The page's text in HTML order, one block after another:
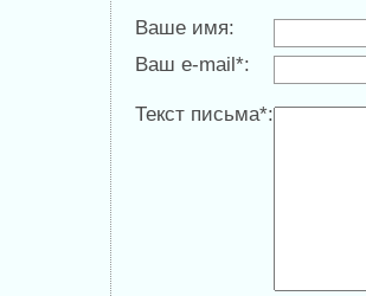
Ваше имя:
Ваш e-mail*:
Текст письма*: